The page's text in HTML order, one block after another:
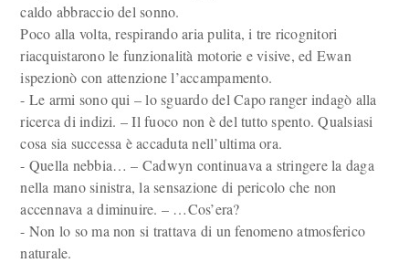
caldo abbraccio del sonno.
Poco alla volta, respirando aria pulita, i tre ricognitori
riacquistarono le funzionalità motorie e visive, ed Ewan
ispezionò con attenzione l’accampamento.
- Le armi sono qui – lo sguardo del Capo ranger indagò alla
ricerca di indizi. – Il fuoco non è del tutto spento. Qualsiasi
cosa sia successa è accaduta nell’ultima ora.
- Quella nebbia… – Cadwyn continuava a stringere la daga
nella mano sinistra, la sensazione di pericolo che non
accennava a diminuire. – …Cos’era?
- Non lo so ma non si trattava di un fenomeno atmosferico
naturale.